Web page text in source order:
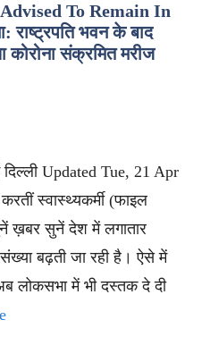
To Remain In
राष्ट्रपति भवन के बाद
कोरोना संक्रमित मरीज
Updated Tue, 21 Apr
स्वास्थ्यकर्मी (फाइल
ख़बर सुनें देश में लगातार
बढ़ती जा रही है। ऐसे में
लोकसभा में भी दस्तक दे दी